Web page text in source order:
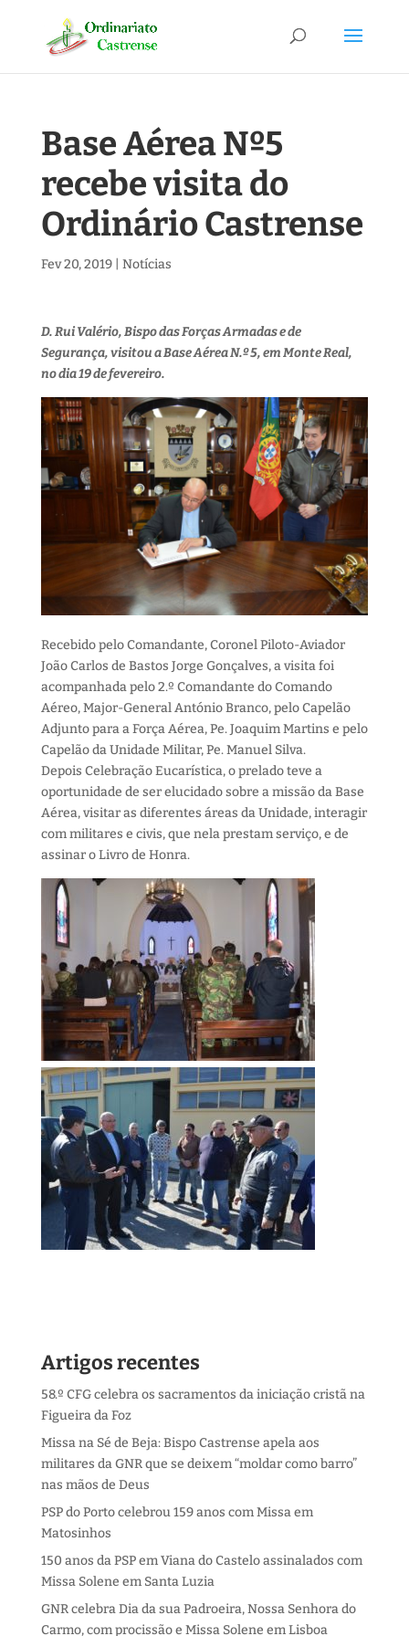
Base Aérea Nº5
recebe visita do
Ordinário Castrense
Fev 20, 2019| Notícias
D. Rui Valério, Bispo das Forças Armadas e de
Segurança, visitou a Base Aérea N.º 5, em Monte Real,
no dia 19 de fevereiro.
Recebido pelo Comandante, Coronel Piloto-Aviador
João Carlos de Bastos Jorge Gonçalves, a visita foi
acompanhada pelo 2.º Comandante do Comando
Aéreo, Major-General António Branco, pelo Capelão
Adjunto para a Força Aérea, Pe. Joaquim Martins e pelo
Capelão da Unidade Militar, Pe. Manuel Silva.
Depois Celebração Eucarística, o prelado teve a
oportunidade de ser elucidado sobre a missão da Base
Aérea, visitar as diferentes áreas da Unidade, interagir
com militares e civis, que nela prestam serviço, e de
assinar o Livro de Honra.
Artigos recentes
58.º CFG celebra os sacramentos da iniciação cristã na
Figueira da Foz
Missa na Sé de Beja: Bispo Castrense apela aos
militares da GNR que se deixem “moldar como barro”
nas mãos de Deus
PSP do Porto celebrou 159 anos com Missa em
Matosinhos
150 anos da PSP em Viana do Castelo assinalados com
Missa Solene em Santa Luzia
GNR celebra Dia da sua Padroeira, Nossa Senhora do
Carmo, com procissão e Missa Solene em Lisboa